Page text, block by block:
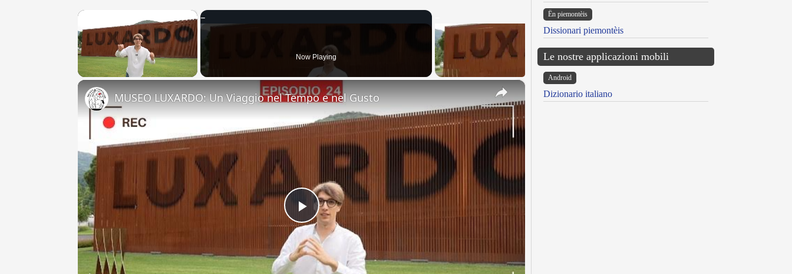
×
Now Playing
×
Play
Video
MUSEO LUXARDO: Un Viaggio nel Tempo e nel Gusto
Ën piemontèis
Dissionari piemontèis
Le nostre applicazioni mobili
Android
Dizionario italiano